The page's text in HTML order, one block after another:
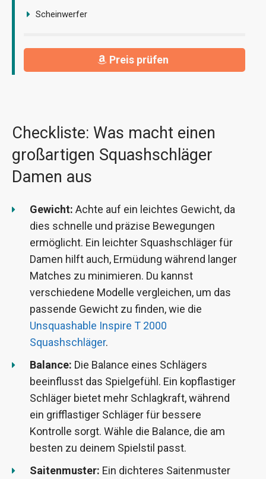
Scheinwerfer
Preis prüfen
Checkliste: Was macht einen
großartigen Squashschläger
Damen aus
Gewicht: Achte auf ein leichtes Gewicht, da
dies schnelle und präzise Bewegungen
ermöglicht. Ein leichter Squashschläger für
Damen hilft auch, Ermüdung während langer
Matches zu minimieren. Du kannst
verschiedene Modelle vergleichen, um das
passende Gewicht zu finden, wie die
Unsquashable Inspire T 2000
Squashschläger.
Balance: Die Balance eines Schlägers
beeinflusst das Spielgefühl. Ein kopflastiger
Schläger bietet mehr Schlagkraft, während
ein grifflastiger Schläger für bessere
Kontrolle sorgt. Wähle die Balance, die am
besten zu deinem Spielstil passt.
Saitenmuster: Ein dichteres Saitenmuster